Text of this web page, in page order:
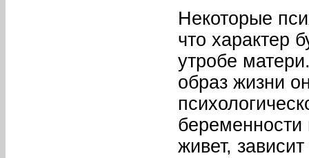
Некоторые
что характер
утробе
образ жизни
беременности
живет,